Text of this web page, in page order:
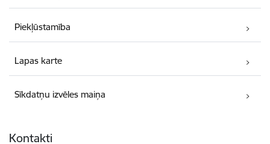
Piekļūstamība
Lapas karte
Sīkdatņu izvēles maiņa
Kontakti